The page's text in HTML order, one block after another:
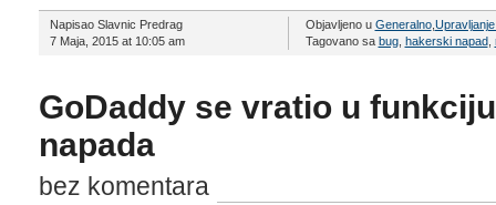
Napisao Slavnic Predrag
7 Maja, 2015 at 10:05 am
Objavljeno u Generalno,
Tagovano sa bug, hakerski napad,
GoDaddy se vratio u
napada
bez komentara